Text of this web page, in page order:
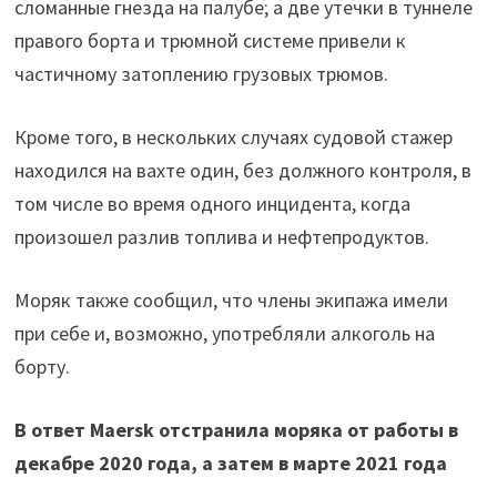
сломанные гнезда на палубе; а две утечки в туннеле
правого борта и трюмной системе привели к
частичному затоплению грузовых трюмов.
Кроме того, в нескольких случаях судовой стажер
находился на вахте один, без должного контроля, в
том числе во время одного инцидента, когда
произошел разлив топлива и нефтепродуктов.
Моряк также сообщил, что члены экипажа имели
при себе и, возможно, употребляли алкоголь на
борту.
В ответ Maersk отстранила моряка от работы в
декабре 2020 года, а затем в марте 2021 года